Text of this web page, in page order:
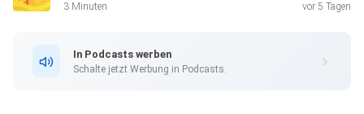
3 Minuten vor 5 Tagen
In Podcasts werben
Schalte jetzt Werbung in Podcasts.